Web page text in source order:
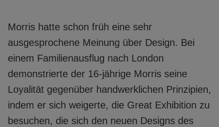
Morris hatte schon früh eine sehr
ausgesprochene Meinung über Design. Bei
einem Familienausflug nach London
demonstrierte der 16-jährige Morris seine
Loyalität gegenüber handwerklichen Prinzipien,
indem er sich weigerte, die Great Exhibition zu
besuchen, die sich den neuen Designs des